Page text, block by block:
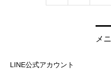
メ
LINE公式アカウント